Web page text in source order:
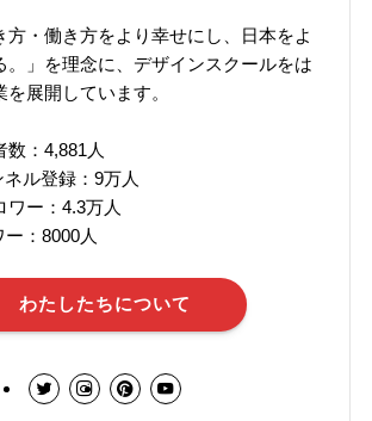
方・働き方をより幸せにし、日本をよ
。」を理念に、デザインスクールをは
を展開しています。
数：4,881人
ル登録：9万人
ワー：4.3万人
：8000人
わたしたちについて